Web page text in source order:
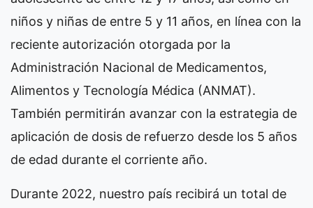
niños y niñas de entre 5 y 11 años, en línea con la
reciente autorización otorgada por la
Administración Nacional de Medicamentos,
Alimentos y Tecnología Médica (ANMAT).
También permitirán avanzar con la estrategia de
aplicación de dosis de refuerzo desde los 5 años
de edad durante el corriente año.
Durante 2022, nuestro país recibirá un total de